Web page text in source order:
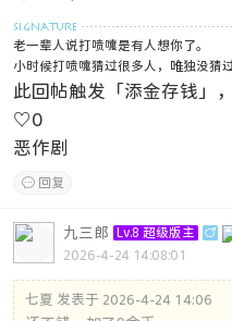
老一辈人说打喷嚏是有人想你了。
小时候打喷嚏猜过很多人，唯独没猜
此回帖触发「添金存钱」
♡0
恶作剧
 回复
九三郎 Lv.8 超级版主 
2026-4-24 14:08:01
七夏 发表于 2026-4-24 14:06